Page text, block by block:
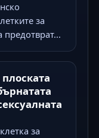
за
за